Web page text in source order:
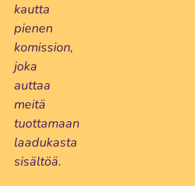
kautta
pienen
komission,
joka
auttaa
meitä
tuottamaan
laadukasta
sisältöä.